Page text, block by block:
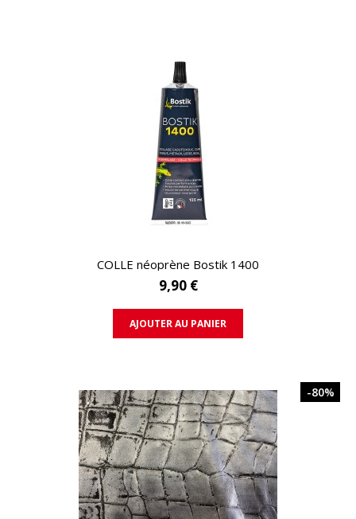
APERÇU RAPIDE
COLLE néoprène Bostik 1400
9,90 €
AJOUTER AU PANIER
-80%